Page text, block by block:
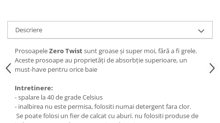
Descriere
ProsoapeleZero Twistsunt groase și super moi, fără a fi grele.
Aceste prosoape au proprietăți de absorbție superioare, un
must-have pentru orice baie
Intretinere:
- spalare la 40 de grade Celsius
- inalbirea nu este permisa, folositi numai detergent fara clor.
Se poate folosi un fier de calcat cu aburi. nu folositi produse de